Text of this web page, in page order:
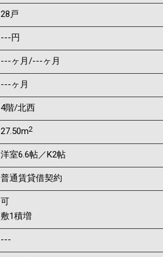
28戸
---円
---ヶ月/---ヶ月
---ヶ月
4階/北西
27.50m2
洋室6.6帖／K2帖
普通賃貸借契約
可
敷1積増
---